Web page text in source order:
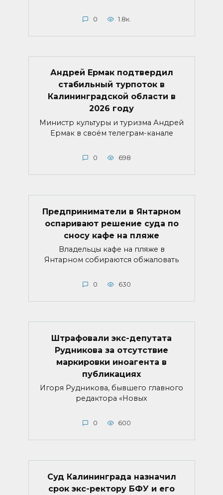
0 1.8к.
Андрей Ермак подтвердил
стабильный турпоток в
Калининградской области в
2026 году
Министр культуры и туризма Андрей
Ермак в своём телеграм-канале
0 698
Предприниматели в Янтарном
оспаривают решение суда по
сносу кафе на пляже
Владельцы кафе на пляже в
Янтарном собираются обжаловать
0 630
Штрафовали экс-депутата
Рудникова за отсутствие
маркировки иноагента в
публикациях
Игоря Рудникова, бывшего главного
редактора «Новых
0 600
Суд Калининграда назначил
срок экс-ректору БФУ и его